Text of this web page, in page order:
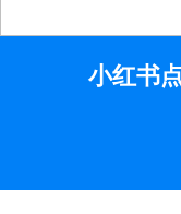
小红书